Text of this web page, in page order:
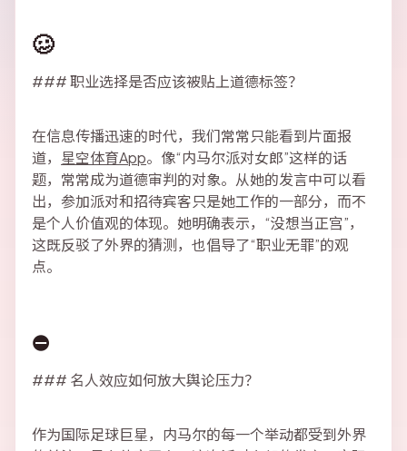
🥴
### 职业选择是否应该被贴上道德标签？
在信息传播迅速的时代，我们常常只能看到片面报
道， 星空体育App。像“内马尔派对女郎”这样的话
题，常常成为道德审判的对象。从她的发言中可以看
出，参加派对和招待宾客只是她工作的一部分，而不
是个人价值观的体现。她明确表示，“没想当正宫”，
这既反驳了外界的猜测，也倡导了“职业无罪”的观
点。
⛔
### 名人效应如何放大舆论压力？
作为国际足球巨星，内马尔的每一个举动都受到外界